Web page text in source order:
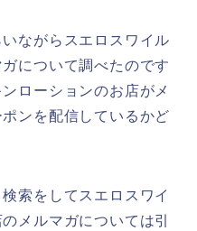
ながらスエロスワイル
について調べたのです
ローションのお店がメ
ンを配信しているかど
索をしてスエロスワイ
メルマガについては引